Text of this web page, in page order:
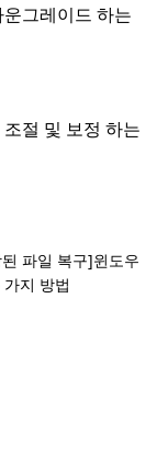
그레이드 하는
절 및 보정 하는
파일 복구]윈도우
지 방법